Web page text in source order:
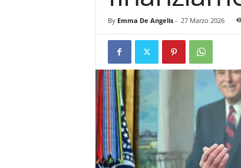
By Emma De Angelis- 27 Marzo 2026